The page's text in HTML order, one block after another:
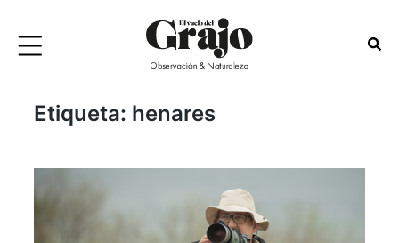
Etiqueta: henares